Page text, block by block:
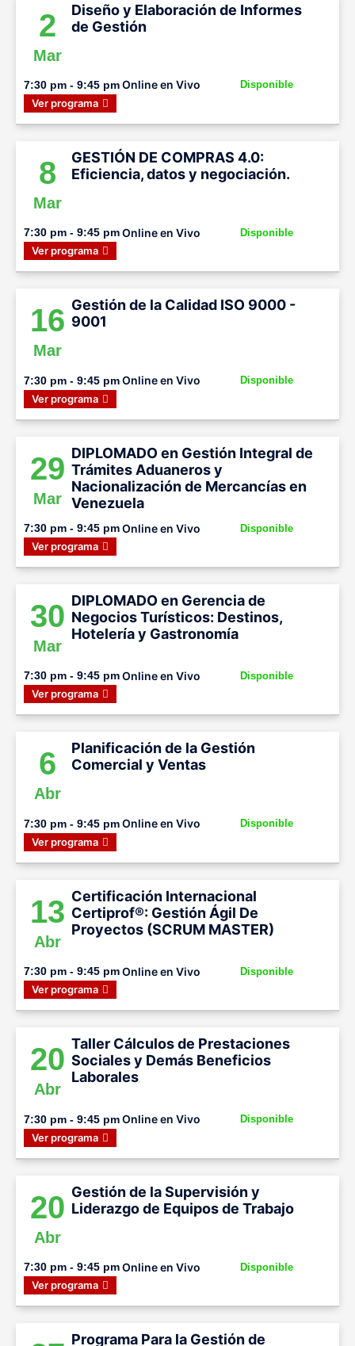
2
Mar
Diseño y Elaboración de Informes
de Gestión
7:30 pm - 9:45 pmOnline en Vivo Disponible
Ver programa
8
Mar
GESTIÓN DE COMPRAS 4.0:
Eficiencia, datos y negociación.
7:30 pm - 9:45 pmOnline en Vivo Disponible
Ver programa
16
Mar
Gestión de la Calidad ISO 9000 -
9001
7:30 pm - 9:45 pmOnline en Vivo Disponible
Ver programa
29
Mar
DIPLOMADO en Gestión Integral de
Trámites Aduaneros y
Nacionalización de Mercancías en
Venezuela
7:30 pm - 9:45 pmOnline en Vivo Disponible
Ver programa
30
Mar
DIPLOMADO en Gerencia de
Negocios Turísticos: Destinos,
Hotelería y Gastronomía
7:30 pm - 9:45 pmOnline en Vivo Disponible
Ver programa
6
Abr
Planificación de la Gestión
Comercial y Ventas
7:30 pm - 9:45 pmOnline en Vivo Disponible
Ver programa
13
Abr
Certificación Internacional
Certiprof®: Gestión Ágil De
Proyectos (SCRUM MASTER)
7:30 pm - 9:45 pmOnline en Vivo Disponible
Ver programa
20
Abr
Taller Cálculos de Prestaciones
Sociales y Demás Beneficios
Laborales
7:30 pm - 9:45 pmOnline en Vivo Disponible
Ver programa
20
Abr
Gestión de la Supervisión y
Liderazgo de Equipos de Trabajo
7:30 pm - 9:45 pmOnline en Vivo Disponible
Ver programa
Programa Para la Gestión de